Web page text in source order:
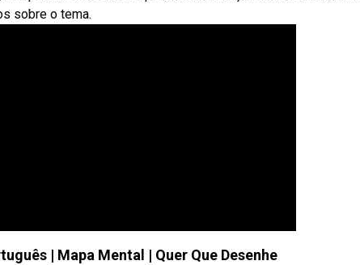
sobre o tema.
| Mapa Mental | Quer Que Desenhe